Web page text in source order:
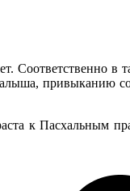
Соответственно
привыканию
к